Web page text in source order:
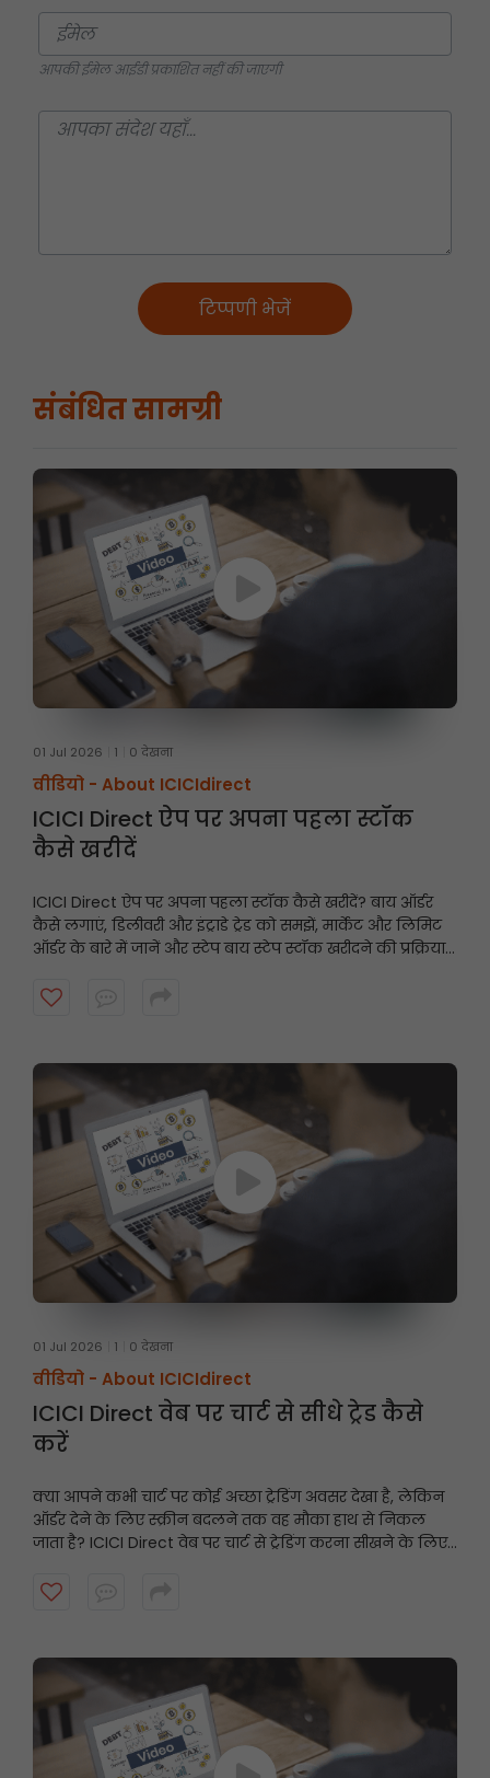
आपकी ईमेल आईडी प्रकाशित नहीं की जाएगी
टिप्पणी भेजें
संबंधित सामग्री
01 Jul 2026 1 0 देखना
वीडियो - About ICICIdirect
ICICI Direct ऐप पर अपना पहला स्टॉक
कैसे खरीदें
ICICI Direct ऐप पर अपना पहला स्टॉक कैसे खरीदें? बाय ऑर्डर
कैसे लगाएं, डिलीवरी और इंट्राडे ट्रेड को समझें, मार्केट और लिमिट
ऑर्डर के बारे में जानें और स्टेप बाय स्टेप स्टॉक खरीदने की प्रक्रिया
01 Jul 2026 1 0 देखना
वीडियो - About ICICIdirect
ICICI Direct वेब पर चार्ट से सीधे ट्रेड कैसे
करें
क्या आपने कभी चार्ट पर कोई अच्छा ट्रेडिंग अवसर देखा है, लेकिन
ऑर्डर देने के लिए स्क्रीन बदलने तक वह मौका हाथ से निकल
जाता है? ICICI Direct वेब पर चार्ट से ट्रेडिंग करना सीखने के लिए